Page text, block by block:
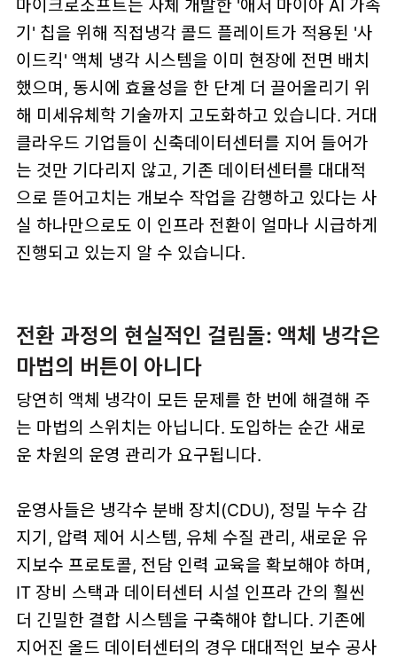
마이크로소프트는 자체 개발한 '애저 마이아 AI 가속
기' 칩을 위해 직접냉각 콜드 플레이트가 적용된 '사
이드킥' 액체 냉각 시스템을 이미 현장에 전면 배치
했으며, 동시에 효율성을 한 단계 더 끌어올리기 위
해 미세유체학 기술까지 고도화하고 있습니다. 거대
클라우드 기업들이 신축데이터센터를 지어 들어가
는 것만 기다리지 않고, 기존 데이터센터를 대대적
으로 뜯어고치는 개보수 작업을 감행하고 있다는 사
실 하나만으로도 이 인프라 전환이 얼마나 시급하게
진행되고 있는지 알 수 있습니다.
전환 과정의 현실적인 걸림돌: 액체 냉각은
마법의 버튼이 아니다
당연히 액체 냉각이 모든 문제를 한 번에 해결해 주
는 마법의 스위치는 아닙니다. 도입하는 순간 새로
운 차원의 운영 관리가 요구됩니다.
운영사들은 냉각수 분배 장치(CDU), 정밀 누수 감
지기, 압력 제어 시스템, 유체 수질 관리, 새로운 유
지보수 프로토콜, 전담 인력 교육을 확보해야 하며,
IT 장비 스택과 데이터센터 시설 인프라 간의 훨씬
더 긴밀한 결합 시스템을 구축해야 합니다. 기존에
지어진 올드 데이터센터의 경우 대대적인 보수 공사